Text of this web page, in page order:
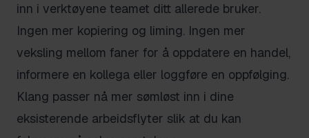
inn i verktøyene teamet ditt allerede bruker.
Ingen mer kopiering og liming. Ingen mer
veksling mellom faner for å oppdatere en handel,
informere en kollega eller loggføre en oppfølging.
Klang passer nå mer sømløst inn i dine
eksisterende arbeidsflyter slik at du kan